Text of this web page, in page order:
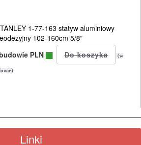
1-77-163 statyw aluminiowy
102-160cm 5/8"
PLN
(w
Linki